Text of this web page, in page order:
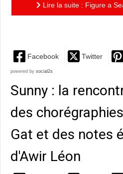
Lire la suite : Figure a
Facebook Twitter
powered by social2s
Sunny : la
des
Gat et des notes
d'Awir Léon